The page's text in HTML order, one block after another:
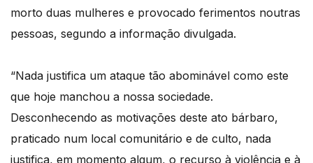
morto duas mulheres e provocado ferimentos noutras
pessoas, segundo a informação divulgada.
“Nada justifica um ataque tão abominável como este
que hoje manchou a nossa sociedade.
Desconhecendo as motivações deste ato bárbaro,
praticado num local comunitário e de culto, nada
justifica, em momento algum, o recurso à violência e à